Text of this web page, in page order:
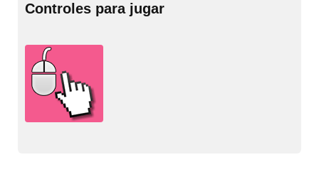
Controles para jugar